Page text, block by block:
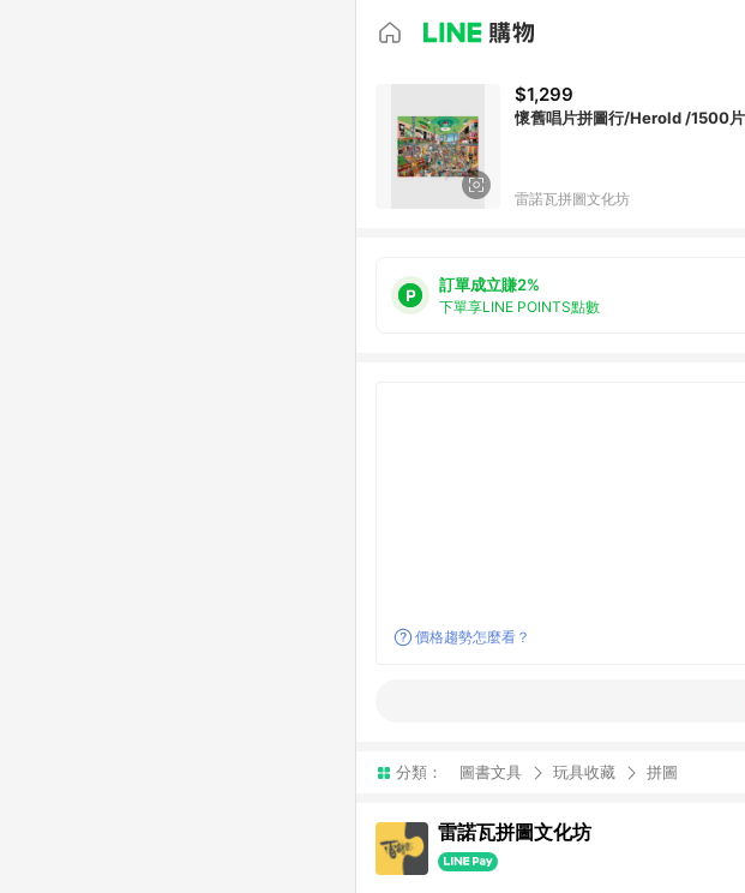
$1,299
懷舊唱片拼圖行/Herold /1500
雷諾瓦拼圖文化坊
訂單成立賺2%
下單享LINE POINTS點數
價格趨勢怎麼看？
分類： 圖書文具 玩具收藏 拼圖
雷諾瓦拼圖文化坊